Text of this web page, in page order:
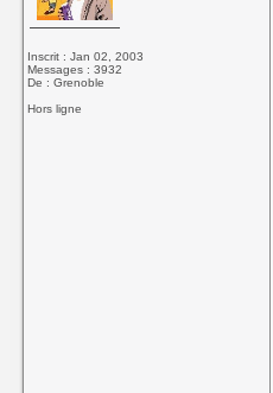
Inscrit : Jan 02, 2003
Messages : 3932
De : Grenoble
Hors ligne